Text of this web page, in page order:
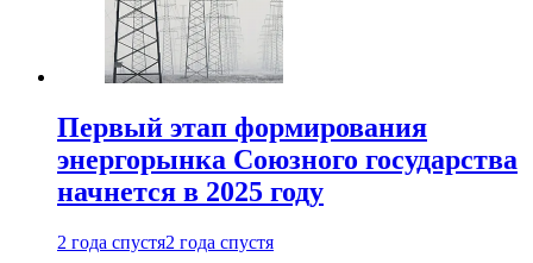
Первый этап формирования
энергорынка Союзного государства
начнется в 2025 году
2 года спустя2 года спустя